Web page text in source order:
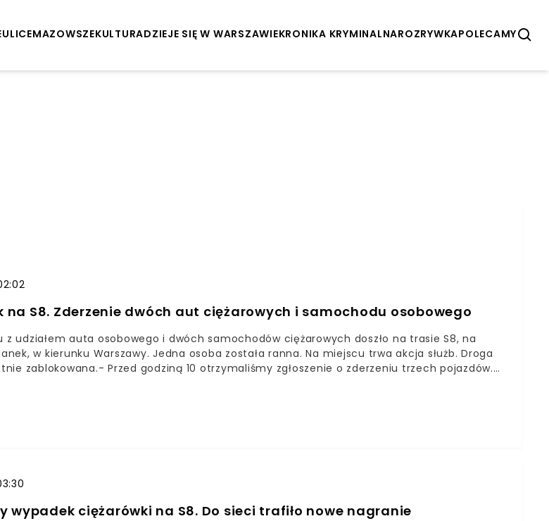
ULICEMAZOWSZEKULTURADZIEJE SIĘ W WARSZAWIEKRONIKA KRYMINALNAROZRYWKAPOLECAMY
na S8. Zderzenie dwóch aut ciężarowych i samochodu osobowego
z udziałem auta osobowego i dwóch samochodów ciężarowych doszło na trasie S8, na
w kierunku Warszawy. Jedna osoba została ranna. Na miejscu trwa akcja służb. Droga
zablokowana.- Przed godziną 10 otrzymaliśmy zgłoszenie o zderzeniu trzech pojazdów.
w kursowaniu linii 733.- Z powodu zdarzenia drogowego w rejonie Nowych
utrudnienia w kursowaniu linii 733 - informuje Warszawski Transport Publiczny
wypadek ciężarówki na S8. Do sieci trafiło nowe nagranie